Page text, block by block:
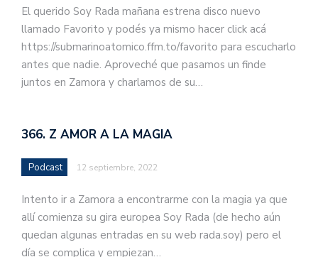
El querido Soy Rada mañana estrena disco nuevo
llamado Favorito y podés ya mismo hacer click acá
https://submarinoatomico.ffm.to/favorito para escucharlo
antes que nadie. Aproveché que pasamos un finde
juntos en Zamora y charlamos de su…
366. Z AMOR A LA MAGIA
Podcast 12 septiembre, 2022
Intento ir a Zamora a encontrarme con la magia ya que
allí comienza su gira europea Soy Rada (de hecho aún
quedan algunas entradas en su web rada.soy) pero el
día se complica y empiezan…